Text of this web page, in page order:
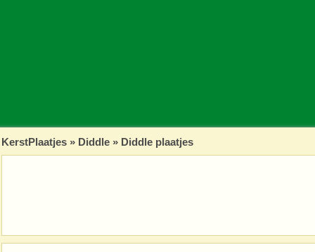
KerstPlaatjes » Diddle » Diddle plaatjes